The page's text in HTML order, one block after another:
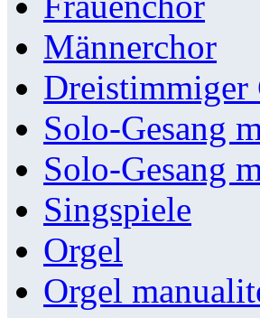
Männerchor
Dreistimmiger
Solo-Gesang
Solo-Gesang
Singspiele
Orgel
Orgel